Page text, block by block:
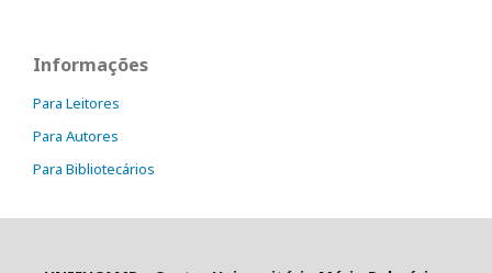
Informações
Para Leitores
Para Autores
Para Bibliotecários